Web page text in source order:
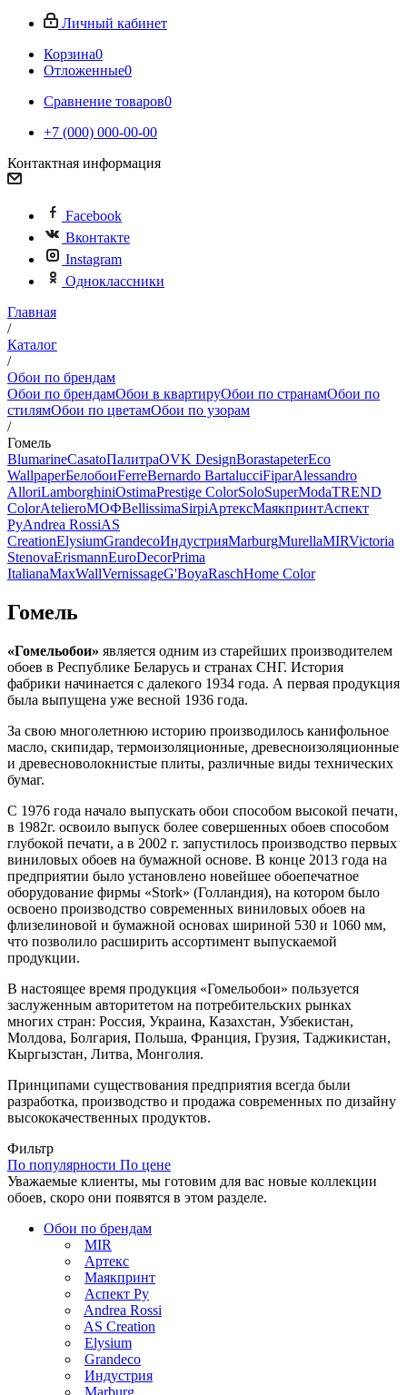
Личный кабинет
Корзина0
Отложенные0
Сравнение товаров0
+7 (000) 000-00-00
Контактная информация
Facebook
Вконтакте
Instagram
Одноклассники
Главная
/
Каталог
/
Обои по брендам
Обои по брендамОбои в квартируОбои по странамОбои по
стилямОбои по цветамОбои по узорам
/
Гомель
BlumarineCasatoПалитраOVK DesignBorastapeterEco
WallpaperБелобоиFerreBernardo BartalucciFiparAlessandro
AlloriLamborghiniOstimaPrestige ColorSoloSuperModaTREND
ColorAtelieroМОФBellissimaSirpiАртексМаякпринтАспект
РуAndrea RossiAS
CreationElysiumGrandecoИндустрияMarburgMurellaMIRVictoria
StenovaErismannEuroDecorPrima
ItalianaMaxWallVernissageG'BoyaRaschHome Color
Гомель
«Гомельобои» является одним из старейших производителем
обоев в Республике Беларусь и странах СНГ. История
фабрики начинается с далекого 1934 года. А первая продукция
была выпущена уже весной 1936 года.
За свою многолетнюю историю производилось канифольное
масло, скипидар, термоизоляционные, древесноизоляционные
и древесноволокнистые плиты, различные виды технических
бумаг.
С 1976 года начало выпускать обои способом высокой печати,
в 1982г. освоило выпуск более совершенных обоев способом
глубокой печати, а в 2002 г. запустилось производство первых
виниловых обоев на бумажной основе. В конце 2013 года на
предприятии было установлено новейшее обоепечатное
оборудование фирмы «Stork» (Голландия), на котором было
освоено производство современных виниловых обоев на
флизелиновой и бумажной основах шириной 530 и 1060 мм,
что позволило расширить ассортимент выпускаемой
продукции.
В настоящее время продукция «Гомельобои» пользуется
заслуженным авторитетом на потребительских рынках
многих стран: Россия, Украина, Казахстан, Узбекистан,
Молдова, Болгария, Польша, Франция, Грузия, Таджикистан,
Кыргызстан, Литва, Монголия.
Принципами существования предприятия всегда были
разработка, производство и продажа современных по дизайну
высококачественных продуктов.
Фильтр
По популярности По цене
Уважаемые клиенты, мы готовим для вас новые коллекции
обоев, скоро они появятся в этом разделе.
Обои по брендам
MIR
Артекс
Маякпринт
Аспект Ру
Andrea Rossi
AS Creation
Elysium
Grandeco
Индустрия